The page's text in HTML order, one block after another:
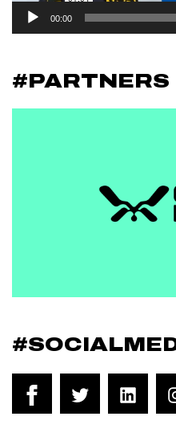
00:00
#PARTNERS
FacebookTwitter